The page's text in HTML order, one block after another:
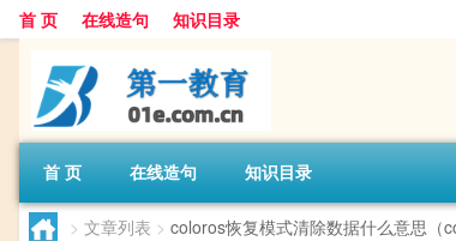
首 页 在线造句 知识目录
首 页 在线造句 知识目录
> 文章列表 > coloros恢复模式清除数据什么意思（